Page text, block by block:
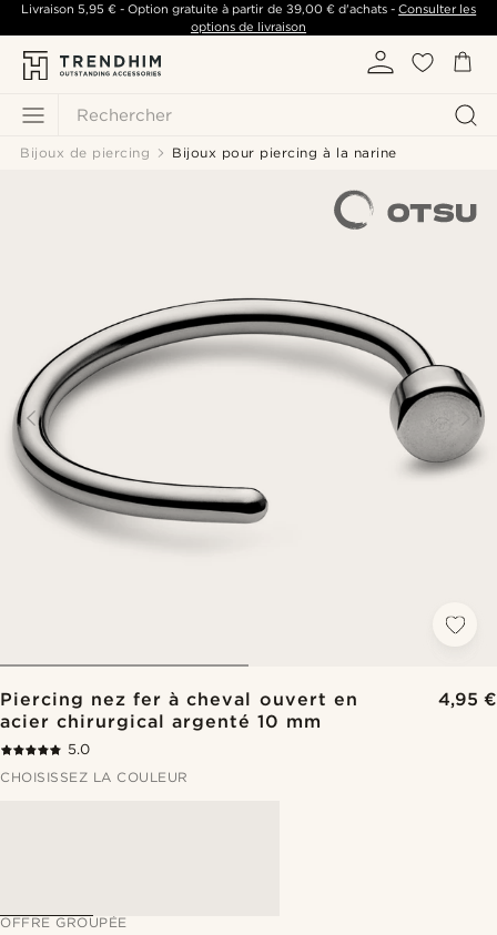
Rechercher
Livraison 5,95 €- Option gratuite à partir de 39,00 €d'achats -Consulter les
options de livraison
Bijoux de piercing Bijoux pour piercing à la narine
Piercing nez fer à cheval ouvert en
acier chirurgical argenté 10 mm
4,95 €
5.0
CHOISISSEZ LA COULEUR
OFFRE GROUPÉE